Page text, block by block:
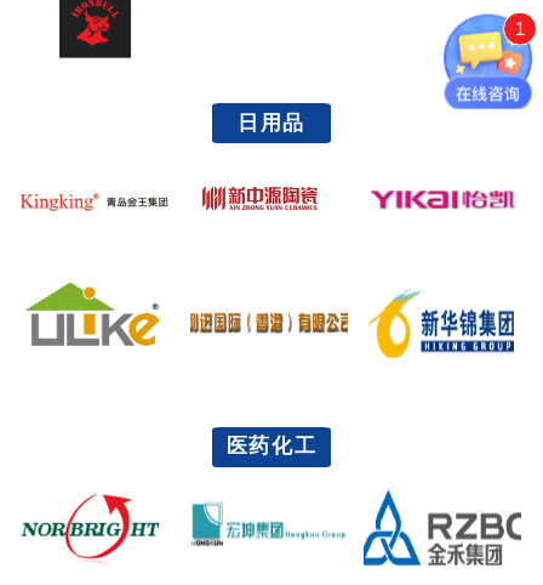
日用品
医药化工
1